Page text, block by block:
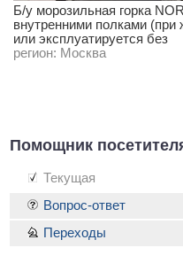
Б/у морозильная горка
внутренними полками
или эксплуатируется без
регион: Москва
Помощник
Текущая
Вопрос-ответ
Переходы